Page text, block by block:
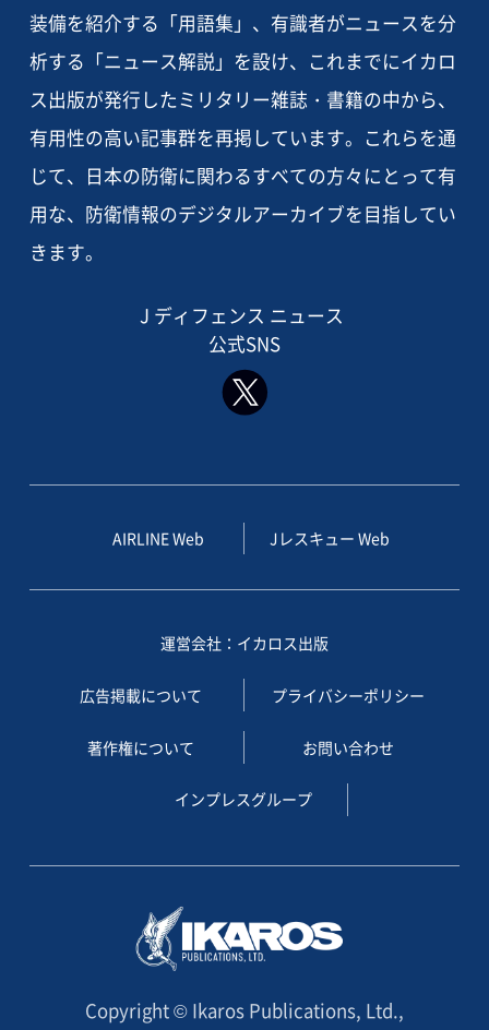
装備を紹介する「用語集」、有識者がニュースを分
析する「ニュース解説」を設け、これまでにイカロ
ス出版が発行したミリタリー雑誌・書籍の中から、
有用性の高い記事群を再掲しています。これらを通
じて、日本の防衛に関わるすべての方々にとって有
用な、防衛情報のデジタルアーカイブを目指してい
きます。
J ディフェンス ニュース
公式SNS
AIRLINE Web Jレスキュー Web
運営会社：イカロス出版
広告掲載について プライバシーポリシー
著作権について お問い合わせ
インプレスグループ
Copyright © Ikaros Publications, Ltd.,